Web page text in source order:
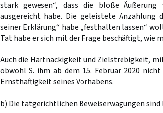
stark gewesen“, dass die bloße
ausgereicht habe. Die geleistete Anzahlung
seiner Erklärung“ habe „festhalten lassen“
Tat habe er sich mit der Frage beschäftigt, wie
Auch die Hartnäckigkeit und Zielstrebigkeit,
obwohl S. ihm ab dem 15. Februar 2020
Ernsthaftigkeit seines Vorhabens.
b) Die tatgerichtlichen Beweiserwägungen sind